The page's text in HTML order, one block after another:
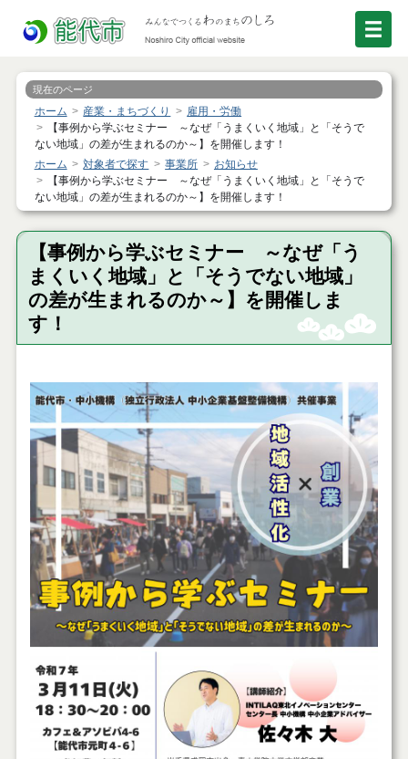
現在のページ
ホーム 産業・まちづくり
雇用・労働
【事例から学ぶセミナー ～なぜ「うまくいく地域」と「そうで
ない地域」の差が生まれるのか～】を開催します！
ホーム
対象者で探す 事業所
お知らせ
【事例から学ぶセミナー ～なぜ「うまくいく地域」と「そうで
ない地域」の差が生まれるのか～】を開催します！
【事例から学ぶセミナー ～なぜ「う
まくいく地域」と「そうでない地域」
の差が生まれるのか～】を開催しま
す！